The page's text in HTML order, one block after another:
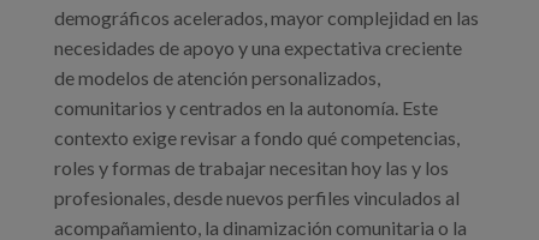
demográficos acelerados, mayor complejidad en las
necesidades de apoyo y una expectativa creciente
de modelos de atención personalizados,
comunitarios y centrados en la autonomía. Este
contexto exige revisar a fondo qué competencias,
roles y formas de trabajar necesitan hoy las y los
profesionales, desde nuevos perfiles vinculados al
acompañamiento, la dinamización comunitaria o la